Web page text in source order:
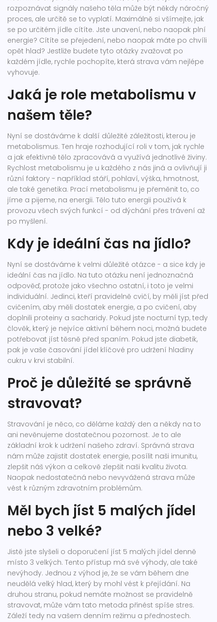
rozpoznávat signály našeho těla může být někdy náročný
proces, ale určitě se to vyplatí. Maximálně si všímejte, jak
se po určitém jídle cítíte. Jste unavení, nebo naopak plní
energie? Cítíte se přejedení, nebo naopak máte po chvíli
opět hlad? Jestliže budete tyto otázky zvažovat po
každém jídle, rychle pochopíte, která strava vám nejlépe
vyhovuje.
Jaká je role metabolismu v
našem těle?
Nyní se dostáváme k další důležité záležitosti, kterou je
metabolismus. Ten hraje rozhodující roli v tom, jak rychle
a jak efektivně tělo zpracovává a využívá jednotlivé živiny.
Rychlost metabolismu je u každého z nás jiná a ovlivňují ji
různí faktory - například stáří, pohlaví, výška, hmotnost,
ale také genetika. Prací metabolismu je přeměnit to, co
jíme a pijeme, na energii. Tělo tuto energii používá k
provozu všech svých funkcí - od dýchání přes trávení až
po myšlení.
Kdy je ideální čas na jídlo?
Nyní se dostáváme k velmi důležité otázce - a sice kdy je
ideální čas na jídlo. Na tuto otázku není jednoznačná
odpověď, protože jako všechno ostatní, i toto je velmi
individuální. Jedinci, kteří pravidelně cvičí, by měli jíst před
cvičením, aby měli dostatek energie, a po cvičení, aby
doplnili proteiny a sacharidy. Pokud jste nocturní typ, tedy
člověk, který je nejvíce aktivní během noci, možná budete
potřebovat jíst těsně před spaním. Pokud jste diabetik,
pak je vaše časování jídel klíčové pro udržení hladiny
cukru v krvi stabilní.
Proč je důležité se správně
stravovat?
Stravování je něco, co děláme každý den a někdy na to
ani nevěnujeme dostatečnou pozornost. Je to ale
základní krok k udržení našeho zdraví. Správná strava
nám může zajistit dostatek energie, posílit naši imunitu,
zlepšit náš výkon a celkově zlepšit naši kvalitu života.
Naopak nedostatečná nebo nevyvážená strava může
vést k různým zdravotním problémům.
Měl bych jíst 5 malých jídel
nebo 3 velké?
Jistě jste slyšeli o doporučení jíst 5 malých jídel denně
místo 3 velkých. Tento přístup má své výhody, ale také
nevýhody. Jednou z výhod je, že se vám během dne
neudělá velký hlad, který by mohl vést k přejídání. Na
druhou stranu, pokud nemáte možnost se pravidelně
stravovat, může vám tato metoda přinést spíše stres.
Záleží tedy na vašem denním režimu a přednostech.